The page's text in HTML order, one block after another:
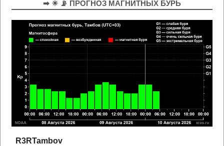
➡ ☀ 📡 ПРОГНОЗ МАГНИТНЫХ БУРЬ
R3RTambov